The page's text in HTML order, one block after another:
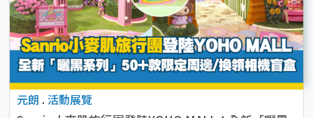
元朗 . 活動展覽